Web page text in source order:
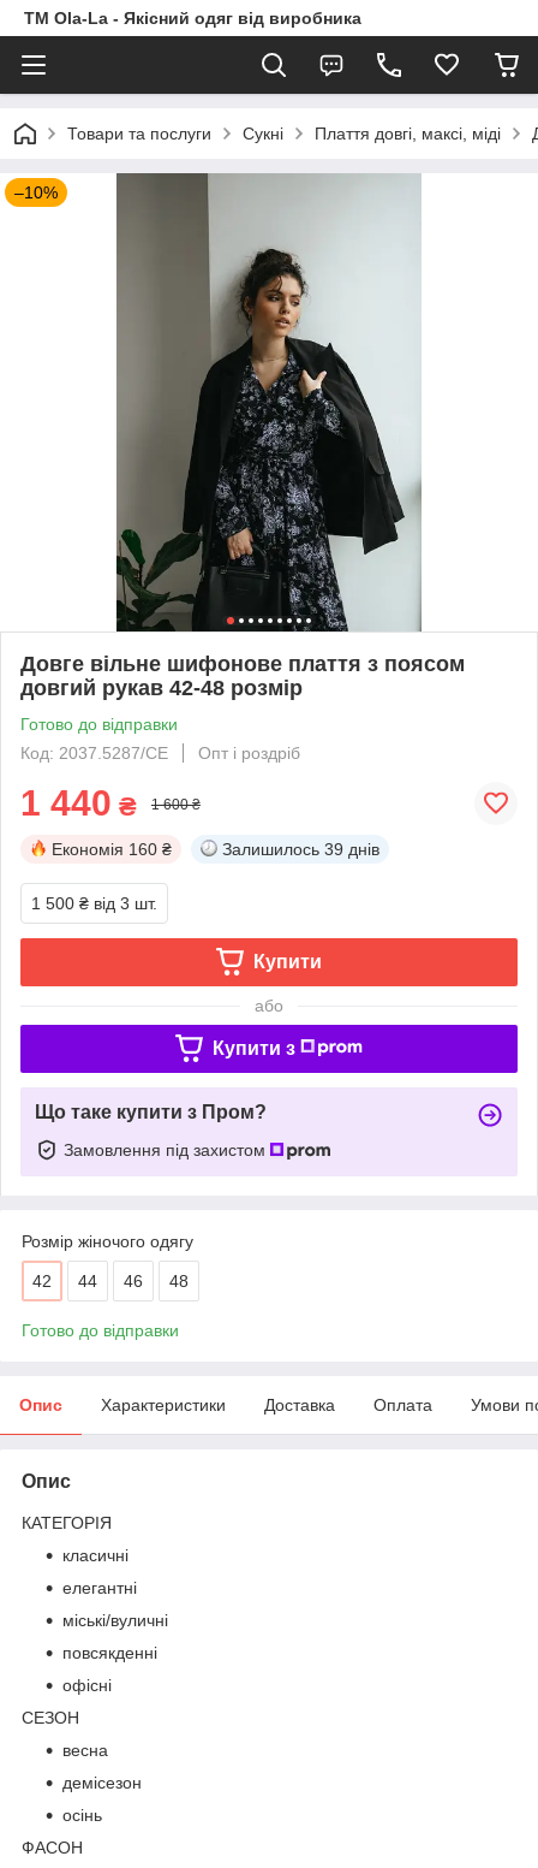
TM Ola-La - Якісний одяг від виробника
Товари та послуги Сукні Плаття довгі, максі, міді
–10%
Довге вільне шифонове плаття з поясом
довгий рукав 42-48 розмір
Готово до відправки
Код: 2037.5287/СЕ
Опт і роздріб
1 440 ₴ 1 600 ₴
Економія 160 ₴ Залишилось 39 днів
1 500 ₴ від 3 шт.
Купити
або
Купити з
Що таке купити з Пром?
Замовлення під захистом
Розмір жіночого одягу
42 44 46 48
Готово до відправки
Опис Характеристики Доставка Оплата Умови
Опис
КАТЕГОРІЯ
класичні
елегантні
міські/вуличні
повсякденні
офісні
СЕЗОН
весна
демісезон
осінь
ФАСОН